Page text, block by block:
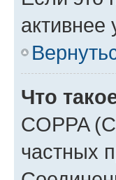
активнее
Что
COPPA
частных